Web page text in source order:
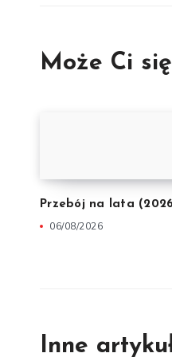
Może Ci
Przebój na lata
06/08/2026
Inne